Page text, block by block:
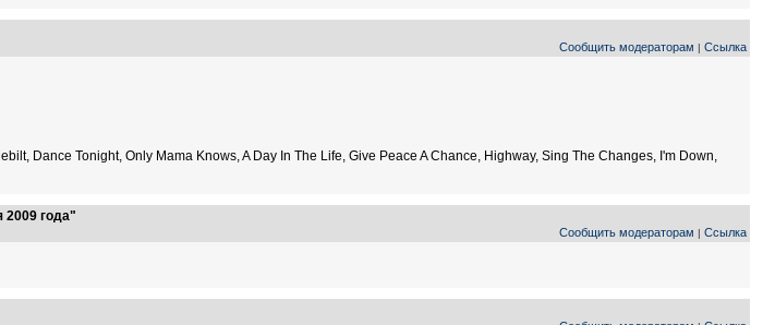
Сообщить модераторам | Ссылка
Dance Tonight, Only Mama Knows, A Day In The Life, Give Peace A Chance, Highway, Sing The Changes, I'm Down,
года"
Сообщить модераторам | Ссылка